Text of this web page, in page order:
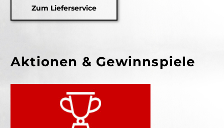
Zum Lieferservice
Aktionen & Gewinnspiele